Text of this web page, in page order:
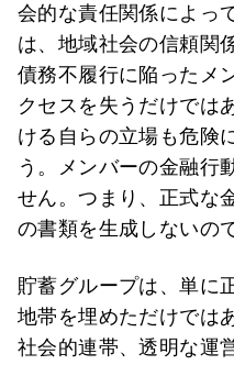
会的な責任関係によっ
は、地域社会の信頼関
債務不履行に陥ったメ
クセスを失うだけでは
ける自らの立場も危険
う。メンバーの金融行
せん。つまり、正式な
の書類を生成しないの
貯蓄グループは、単に
地帯を埋めただけでは
社会的連帯、透明な運